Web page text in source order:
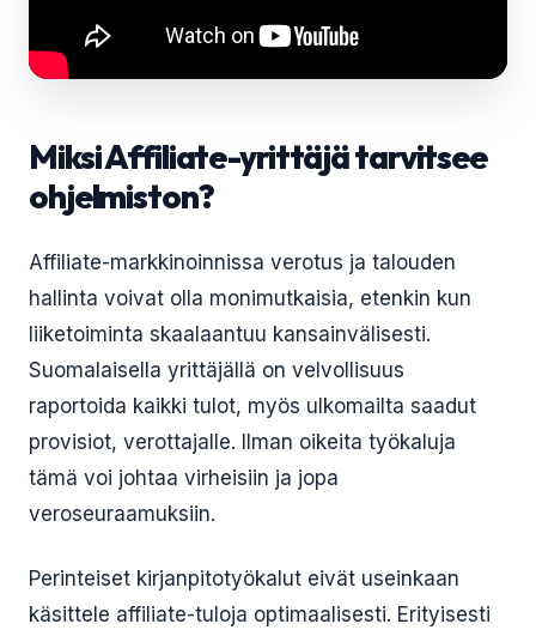
Miksi Affiliate-yrittäjä tarvitsee
ohjelmiston?
Affiliate-markkinoinnissa verotus ja talouden
hallinta voivat olla monimutkaisia, etenkin kun
liiketoiminta skaalaantuu kansainvälisesti.
Suomalaisella yrittäjällä on velvollisuus
raportoida kaikki tulot, myös ulkomailta saadut
provisiot, verottajalle. Ilman oikeita työkaluja
tämä voi johtaa virheisiin ja jopa
veroseuraamuksiin.
Perinteiset kirjanpitotyökalut eivät useinkaan
käsittele affiliate-tuloja optimaalisesti. Erityisesti